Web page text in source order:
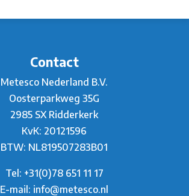
Contact
Metesco Nederland B.V.
Oosterparkweg 35G
2985 SX Ridderkerk
KvK: 20121596
BTW: NL819507283B01
Tel: +31(0)78 651 11 17
E-mail: info@metesco.nl